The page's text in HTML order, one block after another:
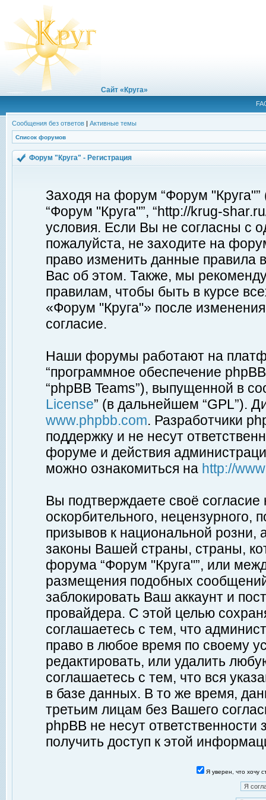
Сайт «Круга»
Сообщения без ответов | Активные темы
Список форумов
Форум "Круга" - Регистрация
Заходя на форум “Форум
“Форум "Круга"”, “http://krug-
условия. Если Вы не согласны с
пожалуйста, не заходите на
право изменить данные правила
Вас об этом. Также, мы
правилам, чтобы быть в курсе
«Форум "Круга"» после
согласие.
Наши форумы работают на
“программное обеспечение
“phpBB Teams”), выпущенной в
License” (в дальнейшем “GPL”).
www.phpbb.com. Разработчики
поддержку и не несут
форуме и действия
можно ознакомиться на http://
Вы подтверждаете своё
оскорбительного, нецензурного,
призывов к национальной
законы Вашей страны, страны,
форума “Форум "Круга"”, или
размещения подобных
заблокировать Ваш аккаунт и
провайдера. С этой целью
соглашаетесь с тем, что
право в любое время по своему
редактировать, или удалить
соглашаетесь с тем, что вся
в базе данных. В то же время,
третьим лицам без Вашего
phpBB не несут ответственности
получить доступ к этой
Я уверен, что хочу